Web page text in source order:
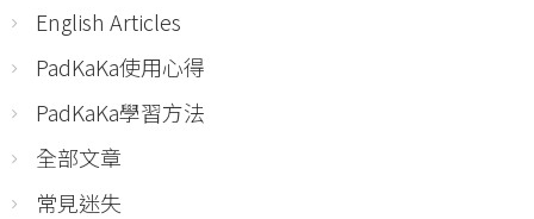
English Articles
PadKaKa使用心得
PadKaKa學習方法
全部文章
常見迷失